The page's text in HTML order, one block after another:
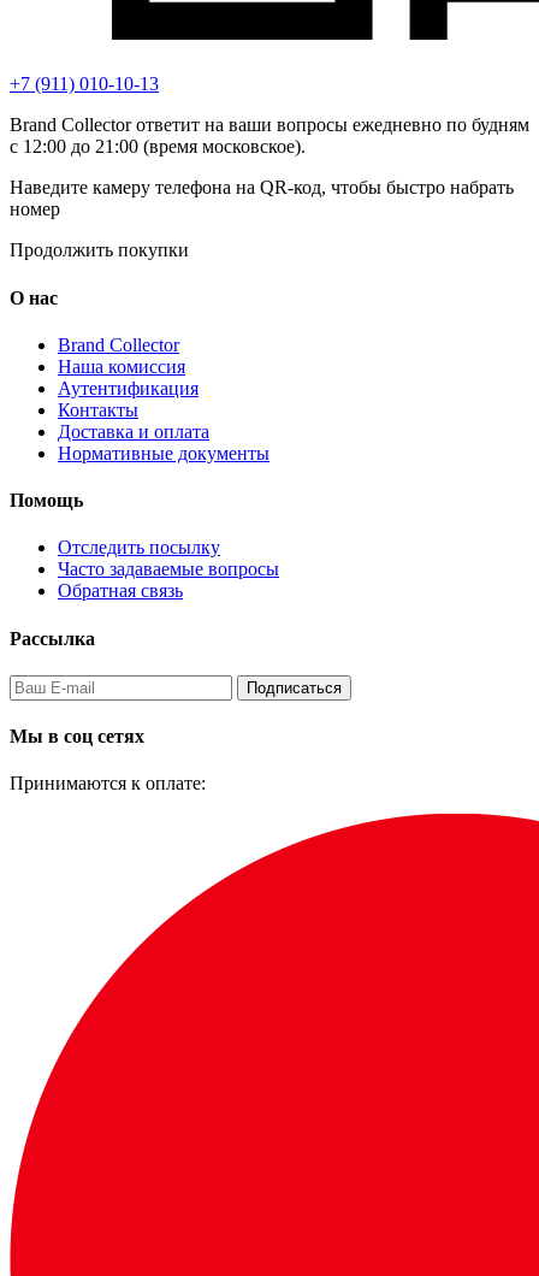
+7 (911) 010-10-13
Brand Collector ответит на ваши вопросы ежедневно по будням
с 12:00 до 21:00 (время московское).
Наведите камеру телефона на QR-код, чтобы быстро набрать
номер
Продолжить покупки
О нас
Brand Collector
Наша комиссия
Аутентификация
Контакты
Доставка и оплата
Нормативные документы
Помощь
Отследить посылку
Часто задаваемые вопросы
Обратная связь
Рассылка
Подписаться
Мы в соц сетях
Принимаются к оплате: